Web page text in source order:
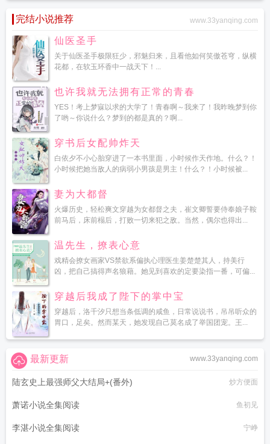
完结小说推荐 www.33yanqing.com
仙医圣手
关于仙医圣手极限狂少，邪魅归来，且看他如何笑傲苍穹，纵横
花都，在软玉环香中一战天下！...
也许我就无法拥有正常的青春
YES！考上梦寐以求的大学了！青春啊～我来了！我昨晚梦到你
了哟～你说什么？梦到的都是真的？啊...
穿书后女配帅炸天
白依夕不小心胎穿进了一本书里面，小时候作天作地。什么？！
小时候把她当敌人的病弱小男孩是男主！什么？！小时候被...
妻为大都督
火爆历史，轻松爽文穿越为女都督之夫，崔文卿誓要侍奉娘子鞍
前马后，床前榻后，打败一切来犯之敌。当然，偶尔也得出...
温先生，撩表心意
戏精会撩女画家VS禁欲系偏执心理医生姜楚楚其人，持美行
凶，把自己搞得声名狼藉。她见到喜欢的定要染指一番，可偏...
穿越后我成了陛下的掌中宝
穿越后，洛千汐只想当条低调的咸鱼，日常说说书，吊吊听众的
胃口，足矣。然而某天，她发现自己莫名成了举国团宠。王...
www.33yanqing.com
最新更新
陆玄史上最强师父大结局+(番外) 炒方便面
萧诺小说全集阅读 鱼初见
李湛小说全集阅读 宁峥